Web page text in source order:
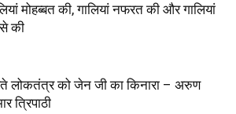
मोहब्बत की, गालियां नफरत की और गालियां
की
लोकतंत्र को जेन जी का किनारा – अरुण
त्रिपाठी